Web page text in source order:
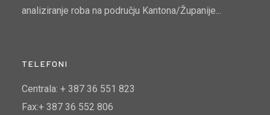
analiziranje roba na području Kantona/Županije...
TELEFONI
Centrala: + 387 36 551 823
Fax:+ 387 36 552 806